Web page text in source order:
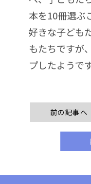
本を10冊選ぶ
好きな子ども
もたちですが
プしたようです
前の記事へ